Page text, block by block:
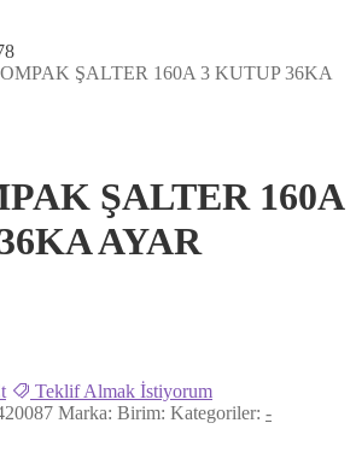
ŞALTER 160A 3 KUTUP 36KA
ŞALTER 160A
AYAR
Teklif Almak İstiyorum
Marka: Birim: Kategoriler: -